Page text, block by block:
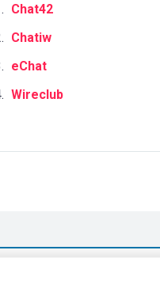
Chat42
Chatiw
eChat
Wireclub